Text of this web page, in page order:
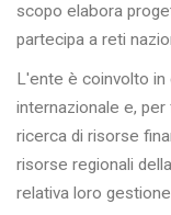
scopo elabora
partecipa a reti
L'ente è coinvolto in
internazionale e,
ricerca di risorse
risorse regionali
relativa loro